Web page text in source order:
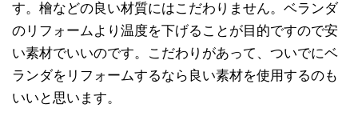
す。檜などの良い材質にはこだわりません。ベランダ
のリフォームより温度を下げることが目的ですので安
い素材でいいのです。こだわりがあって、ついでにベ
ランダをリフォームするなら良い素材を使用するのも
いいと思います。